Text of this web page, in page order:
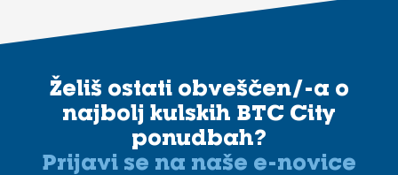
Želiš ostati obveščen/-a o
najbolj kulskih BTC City
ponudbah?
Prijavi se na naše e-novice